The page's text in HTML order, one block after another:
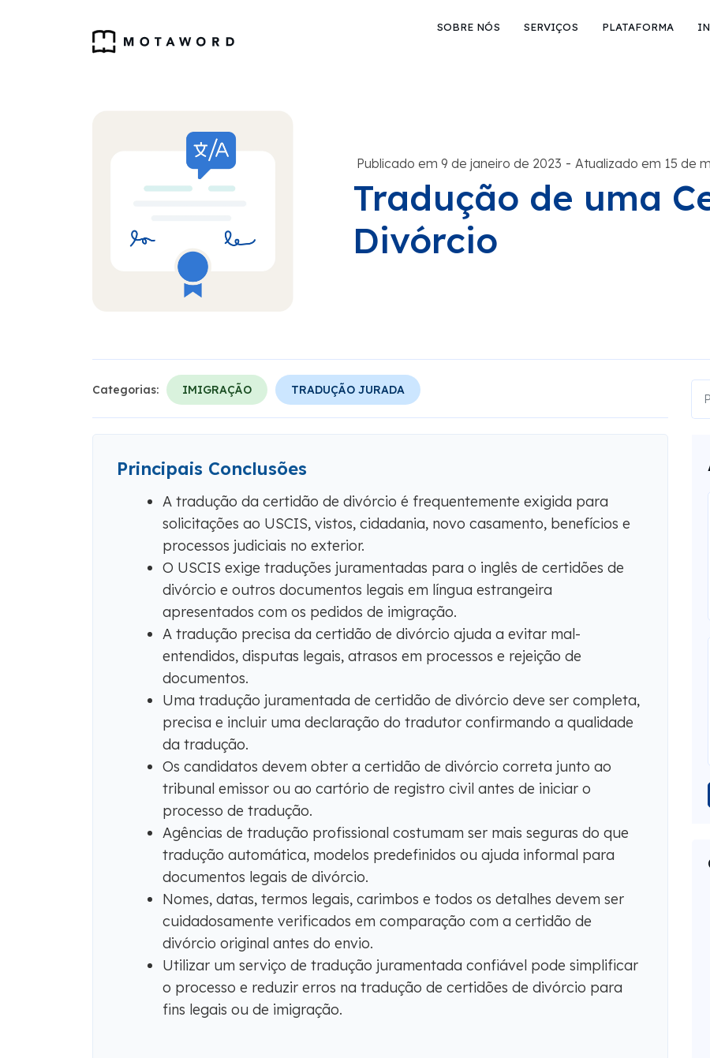
SOBRE NÓS SERVIÇOS PLATAFORMA
Publicado em 9 de janeiro de 2023 - Atualizado em 15 de
Tradução de uma
Divórcio
Categorias: IMIGRAÇÃO TRADUÇÃO JURADA
Principais Conclusões
A tradução da certidão de divórcio é frequentemente exigida para
solicitações ao USCIS, vistos, cidadania, novo casamento, benefícios e
processos judiciais no exterior.
O USCIS exige traduções juramentadas para o inglês de certidões de
divórcio e outros documentos legais em língua estrangeira
apresentados com os pedidos de imigração.
A tradução precisa da certidão de divórcio ajuda a evitar mal-
entendidos, disputas legais, atrasos em processos e rejeição de
documentos.
Uma tradução juramentada de certidão de divórcio deve ser completa,
precisa e incluir uma declaração do tradutor confirmando a qualidade
da tradução.
Os candidatos devem obter a certidão de divórcio correta junto ao
tribunal emissor ou ao cartório de registro civil antes de iniciar o
processo de tradução.
Agências de tradução profissional costumam ser mais seguras do que
tradução automática, modelos predefinidos ou ajuda informal para
documentos legais de divórcio.
Nomes, datas, termos legais, carimbos e todos os detalhes devem ser
cuidadosamente verificados em comparação com a certidão de
divórcio original antes do envio.
Utilizar um serviço de tradução juramentada confiável pode simplificar
o processo e reduzir erros na tradução de certidões de divórcio para
fins legais ou de imigração.